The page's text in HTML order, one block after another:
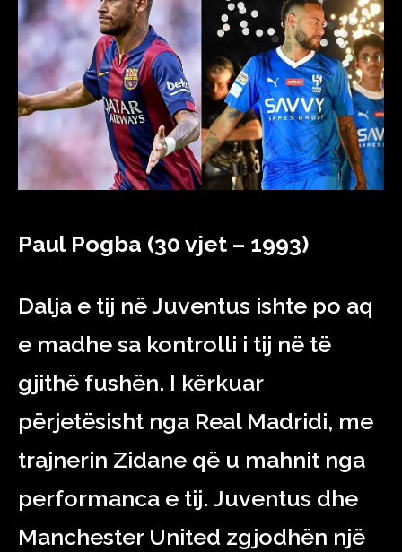
Paul Pogba (30 vjet – 1993)
Dalja e tij në Juventus ishte po aq
e madhe sa kontrolli i tij në të
gjithë fushën. I kërkuar
përjetësisht nga Real Madridi, me
trajnerin Zidane që u mahnit nga
performanca e tij. Juventus dhe
Manchester United zgjodhën një